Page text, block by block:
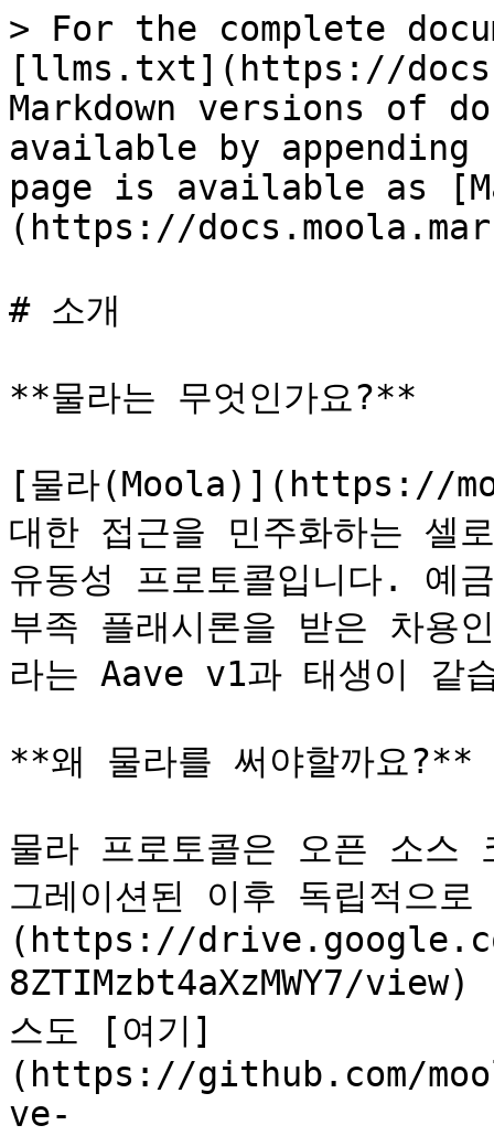
> For the complete
[llms.txt](https://
Markdown versions of
available by
page is available as
(https://
# 소개
**물라는 무엇인가요?**
[물라(Moola)](https://
대한 접근을 민주화하는 셀
유동성 프로토콜입니다. 예
부족 플래시론을 받은 차용
라는 Aave v1과 태생이 같
**왜 물라를 써야할까요?**
물라 프로토콜은 오픈 소스
그레이션된 이후 독립적으
(https://
8ZTIMzbt4aXzMWY7/
스도 [여기]
(https://github.com/
ve-